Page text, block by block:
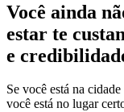
Você ainda
estar te
e
Se você está na cidade
você está no lugar